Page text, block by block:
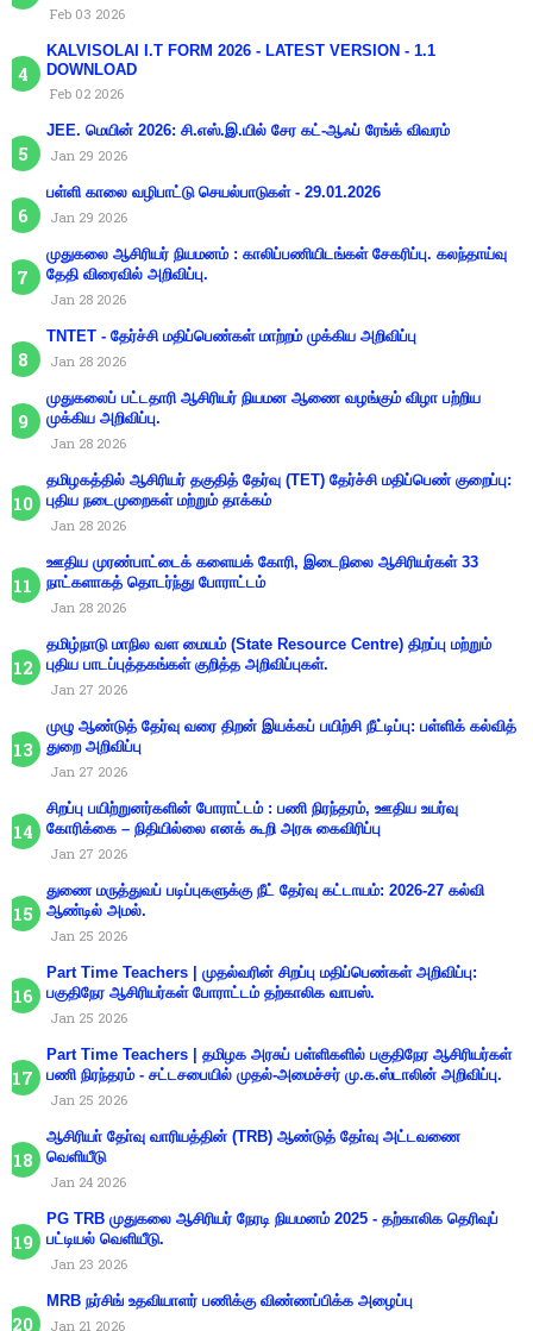
Feb 03 2026
KALVISOLAI I.T FORM 2026 - LATEST VERSION - 1.1
DOWNLOAD
Feb 02 2026
JEE. மெயின் 2026: சி.எஸ்.இ.யில் சேர கட்-ஆஃப் ரேங்க் விவரம்
Jan 29 2026
பள்ளி காலை வழிபாட்டு செயல்பாடுகள் - 29.01.2026
Jan 29 2026
முதுகலை ஆசிரியர் நியமனம் : காலிப்பணியிடங்கள் சேகரிப்பு. கலந்தாய்வு
தேதி விரைவில் அறிவிப்பு.
Jan 28 2026
TNTET - தேர்ச்சி மதிப்பெண்கள் மாற்றம் முக்கிய அறிவிப்பு
Jan 28 2026
முதுகலைப் பட்டதாரி ஆசிரியர் நியமன ஆணை வழங்கும் விழா பற்றிய
முக்கிய அறிவிப்பு.
Jan 28 2026
தமிழகத்தில் ஆசிரியர் தகுதித் தேர்வு (TET) தேர்ச்சி மதிப்பெண் குறைப்பு:
புதிய நடைமுறைகள் மற்றும் தாக்கம்
Jan 28 2026
ஊதிய முரண்பாட்டைக் களையக் கோரி, இடைநிலை ஆசிரியர்கள் 33
நாட்களாகத் தொடர்ந்து போராட்டம்
Jan 28 2026
தமிழ்நாடு மாநில வள மையம் (State Resource Centre) திறப்பு மற்றும்
புதிய பாடப்புத்தகங்கள் குறித்த அறிவிப்புகள்.
Jan 27 2026
முழு ஆண்டுத் தேர்வு வரை திறன் இயக்கப் பயிற்சி நீட்டிப்பு: பள்ளிக் கல்வித்
துறை அறிவிப்பு
Jan 27 2026
சிறப்பு பயிற்றுனர்களின் போராட்டம் : பணி நிரந்தரம், ஊதிய உயர்வு
கோரிக்கை – நிதியில்லை எனக் கூறி அரசு கைவிரிப்பு
Jan 27 2026
துணை மருத்துவப் படிப்புகளுக்கு நீட் தேர்வு கட்டாயம்: 2026-27 கல்வி
ஆண்டில் அமல்.
Jan 25 2026
Part Time Teachers | முதல்வரின் சிறப்பு மதிப்பெண்கள் அறிவிப்பு:
பகுதிநேர ஆசிரியர்கள் போராட்டம் தற்காலிக வாபஸ்.
Jan 25 2026
Part Time Teachers | தமிழக அரசுப் பள்ளிகளில் பகுதிநேர ஆசிரியர்கள்
பணி நிரந்தரம் - சட்டசபையில் முதல்-அமைச்சர் மு.க.ஸ்டாலின் அறிவிப்பு.
Jan 25 2026
ஆசிரியா் தோ்வு வாரியத்தின் (TRB) ஆண்டுத் தோ்வு அட்டவணை
வெளியீடு
Jan 24 2026
PG TRB முதுகலை ஆசிரியர் நேரடி நியமனம் 2025 - தற்காலிக தெரிவுப்
பட்டியல் வெளியீடு.
Jan 23 2026
MRB நர்சிங் உதவியாளர் பணிக்கு விண்ணப்பிக்க அழைப்பு
Jan 21 2026